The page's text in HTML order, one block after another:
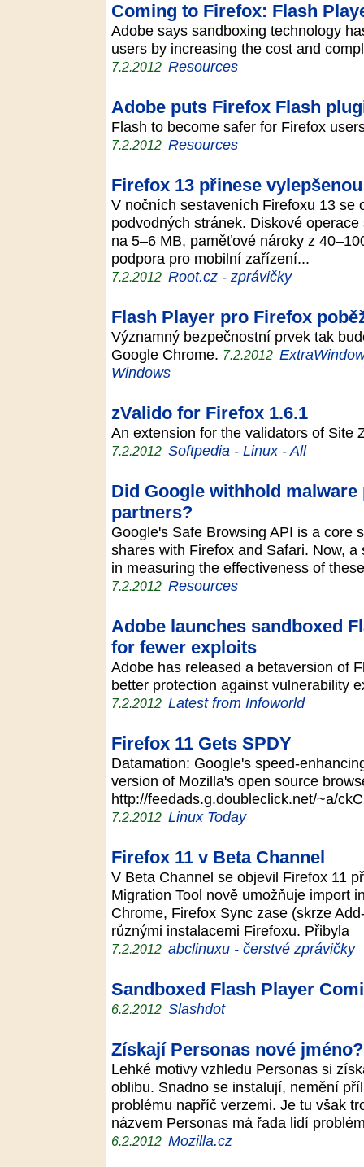
Coming to Firefox: Flash
Adobe says sandboxing technology
users by increasing the cost and
7.2.2012 Resources
Adobe puts Firefox Flash
Flash to become safer for Firefox
7.2.2012 Resources
Firefox 13 přinese
V nočních sestaveních Firefoxu 13 se
podvodných stránek. Diskové
na 5–6 MB, paměťové nároky z
podpora pro mobilní zařízení...
7.2.2012 Root.cz - zprávičky
Flash Player pro Firefox
Významný bezpečnostní prvek tak
Google Chrome. 7.2.2012
Windows
zValido for Firefox 1.6.1
An extension for the validators of
7.2.2012 Softpedia - Linux - All
Did Google withhold
partners?
Google's Safe Browsing API is a core
shares with Firefox and Safari. Now,
in measuring the effectiveness of
7.2.2012 Resources
Adobe launches sandboxed
for fewer exploits
Adobe has released a betaversion of
better protection against vulnerability
7.2.2012 Latest from Infoworld
Firefox 11 Gets SPDY
Datamation: Google's speed-
version of Mozilla's open source
http://feedads.g.doubleclick.net/~a/
7.2.2012 Linux Today
Firefox 11 v Beta Channel
V Beta Channel se objevil Firefox 11
Migration Tool nově umožňuje import
Chrome, Firefox Sync zase (skrze
různými instalacemi Firefoxu. Přibyla
7.2.2012 abclinuxu - čerstvé zprávičky
Sandboxed Flash Player
6.2.2012 Slashdot
Získají Personas nové jméno?
Lehké motivy vzhledu Personas si
oblibu. Snadno se instalují, nemění
problému napříč verzemi. Je tu však
názvem Personas má řada lidí
6.2.2012 Mozilla.cz